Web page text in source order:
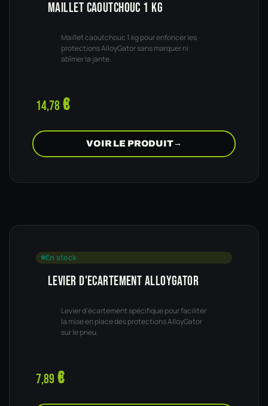
MAILLET CAOUTCHOUC 1 KG
Maillet caoutchouc 1 kg pour enfoncer les
protections AlloyGator sans marquer ni
abîmer la jante.
14,78€
VOIR LE PRODUIT→
En stock
LEVIER D'ECARTEMENT ALLOYGATOR
Levier d'écartement spécifique pour faciliter
la mise en place des protections AlloyGator
sur le pneu.
7,89 €